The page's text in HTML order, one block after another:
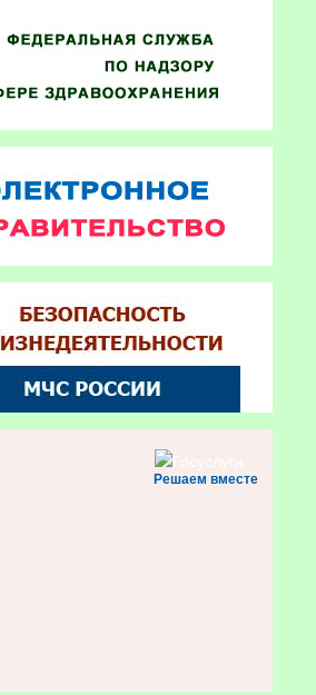
Решаем вместе